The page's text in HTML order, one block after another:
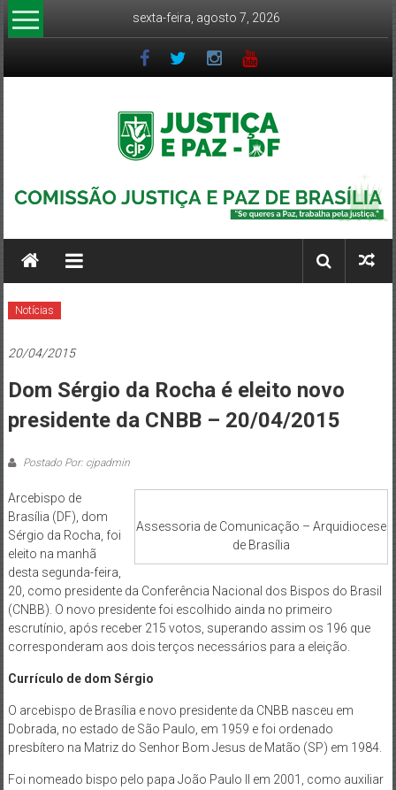
Pular
para
sexta-feira, agosto 7, 2026
CJP-
Comissão
e
Paz
–
Arquidiocese
Brasília
Notícias
20/04/2015
Dom Sérgio da Rocha é eleito novo
presidente da CNBB – 20/04/2015
Postado Por: cjpadmin
Assessoria de Comunicação – Arquidiocese
de Brasília
Arcebispo de
Brasília (DF), dom
Sérgio da Rocha, foi
eleito na manhã
desta segunda-feira,
20, como presidente da Conferência Nacional dos Bispos do Brasil
(CNBB). O novo presidente foi escolhido ainda no primeiro
escrutínio, após receber 215 votos, superando assim os 196 que
corresponderam aos dois terços necessários para a eleição.
Currículo de dom Sérgio
O arcebispo de Brasília e novo presidente da CNBB nasceu em
Dobrada, no estado de São Paulo, em 1959 e foi ordenado
presbítero na Matriz do Senhor Bom Jesus de Matão (SP) em 1984.
Foi nomeado bispo pelo papa João Paulo II em 2001, como auxiliar